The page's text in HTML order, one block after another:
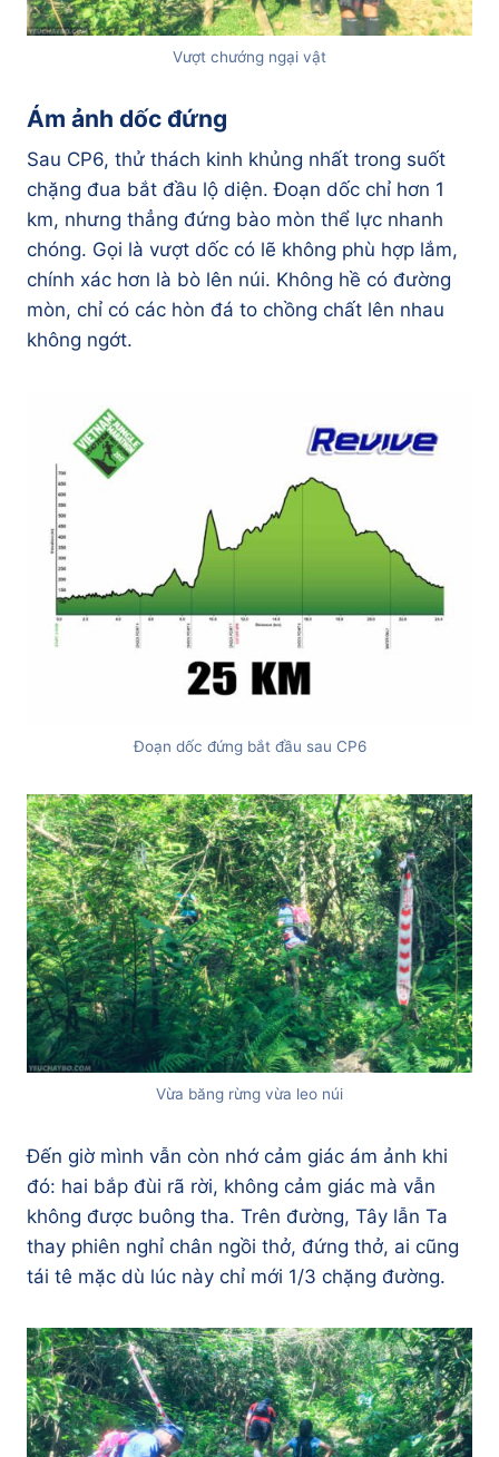
Vượt chướng ngại vật
Ám ảnh dốc đứng
Sau CP6, thử thách kinh khủng nhất trong suốt
chặng đua bắt đầu lộ diện. Đoạn dốc chỉ hơn 1
km, nhưng thẳng đứng bào mòn thể lực nhanh
chóng. Gọi là vượt dốc có lẽ không phù hợp lắm,
chính xác hơn là bò lên núi. Không hề có đường
mòn, chỉ có các hòn đá to chồng chất lên nhau
không ngớt.
Đoạn dốc đứng bắt đầu sau CP6
Vừa băng rừng vừa leo núi
Đến giờ mình vẫn còn nhớ cảm giác ám ảnh khi
đó: hai bắp đùi rã rời, không cảm giác mà vẫn
không được buông tha. Trên đường, Tây lẫn Ta
thay phiên nghỉ chân ngồi thở, đứng thở, ai cũng
tái tê mặc dù lúc này chỉ mới 1/3 chặng đường.